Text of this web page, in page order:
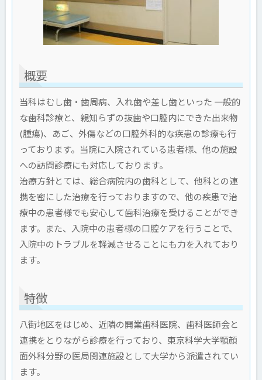
概要
当科はむし歯・歯周病、入れ歯や差し歯といった 一般的
な歯科診療と、親知らずの抜歯や口腔内にできた出来物
(腫瘍)、あご、外傷などの口腔外科的な疾患の診療も行
っております。当院に入院されている患者様、他の施設
への訪問診療にも対応しております。
治療方針とては、総合病院内の歯科として、他科との連
携を密にした治療を行っておりますので、他の疾患で治
療中の患者様でも安心して歯科治療を受けることができ
ます。また、入院中の患者様の口腔ケアを行うことで、
入院中のトラブルを軽減させることにも力を入れており
ます。
特徴
八街地区をはじめ、近隣の開業歯科医院、歯科医師会と
連携をとりながら診療を行っており、東京科学大学顎顔
面外科分野の医局関連施設として大学から派遣されてい
ます。